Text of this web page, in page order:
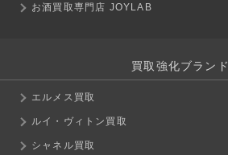
お酒買取専門店 JOYLAB
買取強化ブランド
エルメス買取
ルイ・ヴィトン買取
シャネル買取